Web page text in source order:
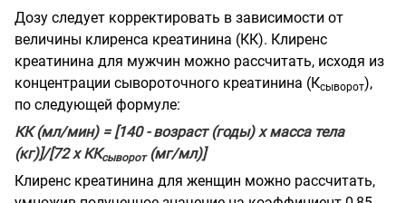
Дозу следует корректировать в зависимости от
величины клиренса креатинина (КК). Клиренс
креатинина для мужчин можно рассчитать, исходя из
концентрации сывороточного креатинина (Ксыворот),
по следующей формуле:
КК (мл/мин) = [140 - возраст (годы) х масса тела
(кг)]/[72 х ККсыворот(мг/мл)]
Клиренс креатинина для женщин можно рассчитать,